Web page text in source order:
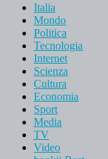
Italia
Mondo
Politica
Tecnologia
Internet
Scienza
Cultura
Economia
Sport
Media
TV
Video